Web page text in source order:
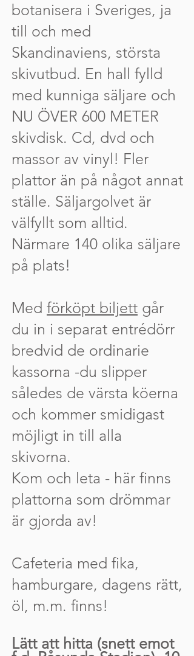
botanisera i Sveriges, ja
till och med
Skandinaviens, största
skivutbud. En hall fylld
med kunniga säljare och
NU ÖVER 600 METER
skivdisk. Cd, dvd och
massor av vinyl! Fler
plattor än på något annat
ställe. Säljargolvet är
välfyllt som alltid.
Närmare 140 olika säljare
på plats!
Med förköpt biljett går
du in i separat entrédörr
bredvid de ordinarie
kassorna -du slipper
således de värsta köerna
och kommer smidigast
möjligt in till alla
skivorna.
Kom och leta - här finns
plattorna som drömmar
är gjorda av!
Cafeteria med fika,
hamburgare, dagens rätt,
öl, m.m. finns!
Lätt att hitta (snett emot